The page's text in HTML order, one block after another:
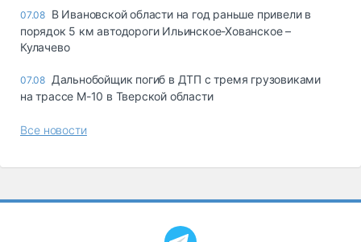
07.08 В Ивановской области на год раньше привели в
порядок 5 км автодороги Ильинское-Хованское –
Кулачево
07.08 Дальнобойщик погиб в ДТП с тремя грузовиками
на трассе М-10 в Тверской области
Все новости